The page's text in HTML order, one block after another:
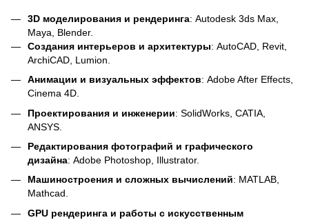
3D моделирования и рендеринга: Autodesk 3ds Max,
Maya, Blender.
Создания интерьеров и архитектуры: AutoCAD, Revit,
ArchiCAD, Lumion.
Анимации и визуальных эффектов: Adobe After Effects,
Cinema 4D.
Проектирования и инженерии: SolidWorks, CATIA,
ANSYS.
Редактирования фотографий и графического
дизайна: Adobe Photoshop, Illustrator.
Машиностроения и сложных вычислений: MATLAB,
Mathcad.
GPU рендеринга и работы с искусственным